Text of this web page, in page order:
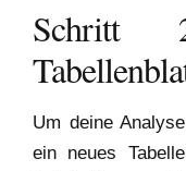
Schritt
Um deine
ein neues